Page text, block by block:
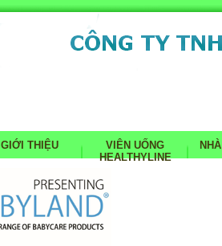
GIỚI THIỆU
VIÊN UỐNG
HEALTHYLINE